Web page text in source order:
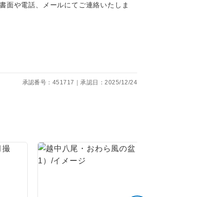
面や電話、メールにてご連絡いたしま
承認番号：451717｜承認日：2025/12/24
。